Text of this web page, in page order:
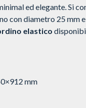
ed elegante. Si
con diametro 25 mm
elastico
mm